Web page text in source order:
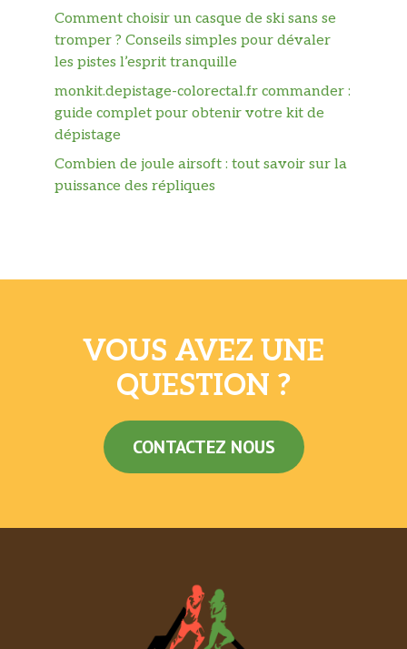
Comment choisir un casque de ski sans se
tromper ? Conseils simples pour dévaler
les pistes l’esprit tranquille
monkit.depistage-colorectal.fr commander :
guide complet pour obtenir votre kit de
dépistage
Combien de joule airsoft : tout savoir sur la
puissance des répliques
VOUS AVEZ UNE
QUESTION ?
CONTACTEZ NOUS